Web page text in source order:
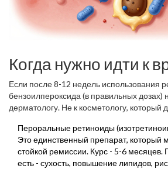
Когда нужно идти к
Если после 8-12 недель использования
бензоилпероксида (в правильных дозах)
дерматологу. Не к косметологу, который
Пероральные ретиноиды
Это единственный препарат, который
стойкой ремиссии. Курс - 5-6
есть - сухость, повышение липидов,